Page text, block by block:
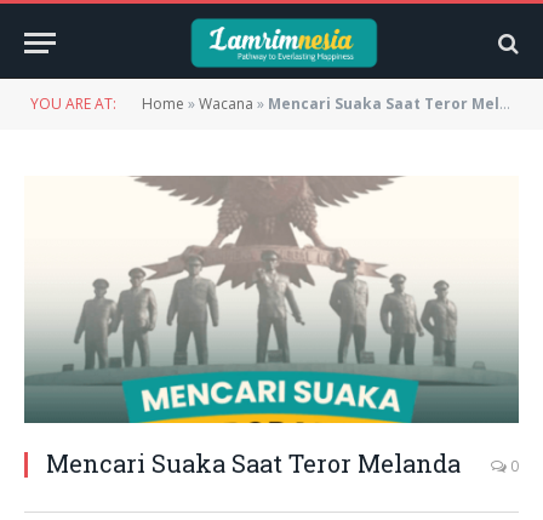
YOU ARE AT: Home »Wacana » Mencari Suaka Saat Teror Melanda
Mencari Suaka Saat Teror Melanda 0